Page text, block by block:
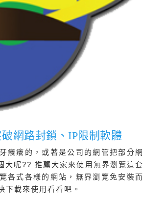
網路封鎖、IP限制軟體
癢癢的，或著是公司的網管把部分網
大呢?? 推薦大家來使用無界瀏覽這套
各式各樣的網站，無界瀏覽免安裝而
下載來使用看看吧。